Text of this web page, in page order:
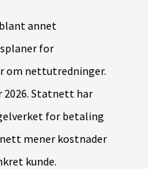
annet
for
om nettutredninger.
Statnett har
for betaling
mener kostnader
kunde.